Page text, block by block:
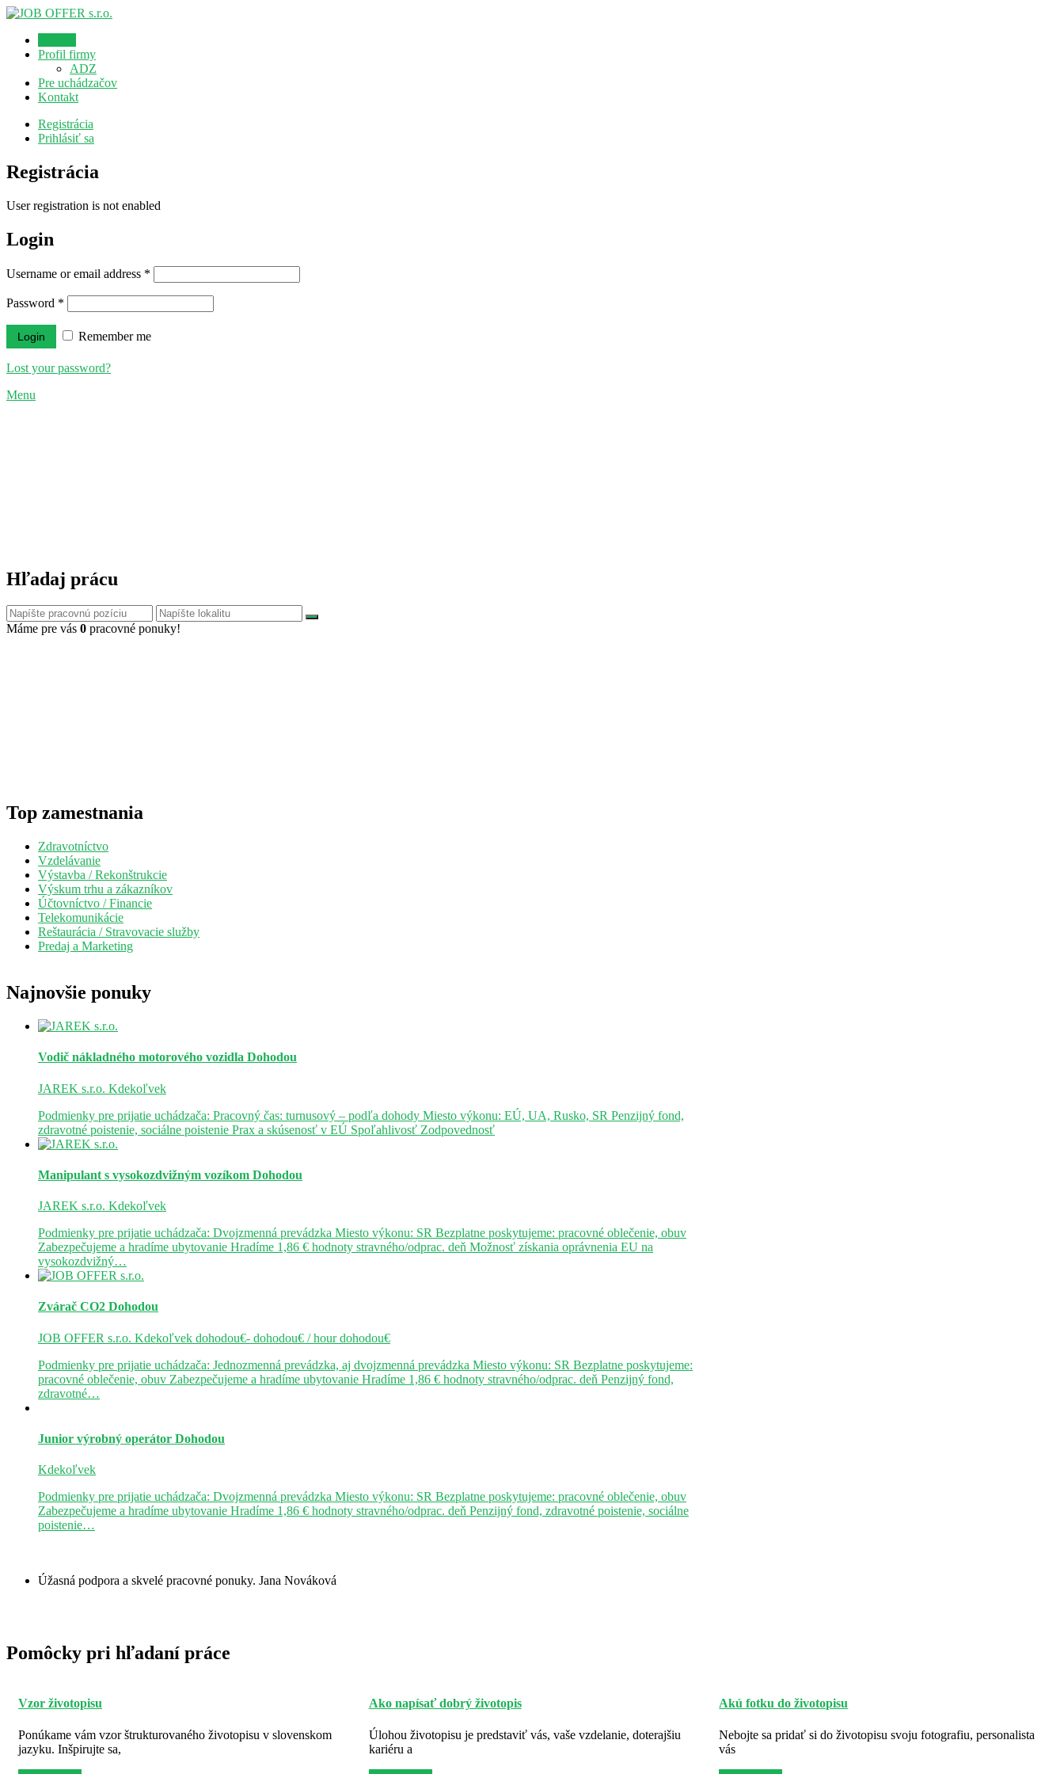
Profil firmy
ADZ
Pre uchádzačov
Kontakt
Registrácia
Prihlásiť sa
Registrácia
User registration is not enabled
Login
Username or email address *
Password *
Remember me
Lost your password?
Menu
Hľadaj prácu
Máme pre vás 0 pracovné ponuky!
Top zamestnania
Zdravotníctvo
Vzdelávanie
Výstavba / Rekonštrukcie
Výskum trhu a zákazníkov
Účtovníctvo / Financie
Telekomunikácie
Reštaurácia / Stravovacie služby
Predaj a Marketing
Najnovšie ponuky
Vodič nákladného motorového vozidla Dohodou
JAREK s.r.o. Kdekoľvek
Podmienky pre prijatie uchádzača: Pracovný čas: turnusový – podľa dohody Miesto výkonu: EÚ, UA, Rusko, SR Penzijný fond,
zdravotné poistenie, sociálne poistenie Prax a skúsenosť v EÚ Spoľahlivosť Zodpovednosť
Manipulant s vysokozdvižným vozíkom Dohodou
JAREK s.r.o. Kdekoľvek
Podmienky pre prijatie uchádzača: Dvojzmenná prevádzka Miesto výkonu: SR Bezplatne poskytujeme: pracovné oblečenie, obuv
Zabezpečujeme a hradíme ubytovanie Hradíme 1,86 € hodnoty stravného/odprac. deň Možnosť získania oprávnenia EU na
vysokozdvižný…
Zvárač CO2 Dohodou
JOB OFFER s.r.o. Kdekoľvek dohodou€- dohodou€ / hourdohodou€
Podmienky pre prijatie uchádzača: Jednozmenná prevádzka, aj dvojzmenná prevádzka Miesto výkonu: SR Bezplatne poskytujeme:
pracovné oblečenie, obuv Zabezpečujeme a hradíme ubytovanie Hradíme 1,86 € hodnoty stravného/odprac. deň Penzijný fond,
zdravotné…
Junior výrobný operátor Dohodou
Kdekoľvek
Podmienky pre prijatie uchádzača: Dvojzmenná prevádzka Miesto výkonu: SR Bezplatne poskytujeme: pracovné oblečenie, obuv
Zabezpečujeme a hradíme ubytovanie Hradíme 1,86 € hodnoty stravného/odprac. deň Penzijný fond, zdravotné poistenie, sociálne
poistenie…
Úžasná podpora a skvelé pracovné ponuky. Jana Nováková
Pomôcky pri hľadaní práce
Vzor životopisu
Ponúkame vám vzor štrukturovaného životopisu v slovenskom
jazyku. Inšpirujte sa,
Ako napísať dobrý životopis
Úlohou životopisu je predstaviť vás, vaše vzdelanie, doterajšiu
kariéru a
Akú fotku do životopisu
Nebojte sa pridať si do životopisu svoju fotografiu, personalista
vás